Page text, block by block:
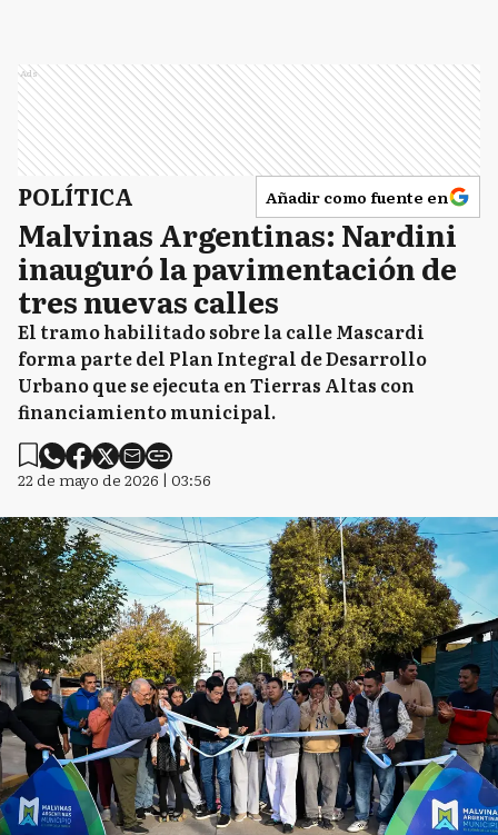
Ads
POLÍTICA Añadir como fuente en
Malvinas Argentinas: Nardini
inauguró la pavimentación de
tres nuevas calles
El tramo habilitado sobre la calle Mascardi
forma parte del Plan Integral de Desarrollo
Urbano que se ejecuta en Tierras Altas con
financiamiento municipal.
22 de mayo de 2026 | 03:56